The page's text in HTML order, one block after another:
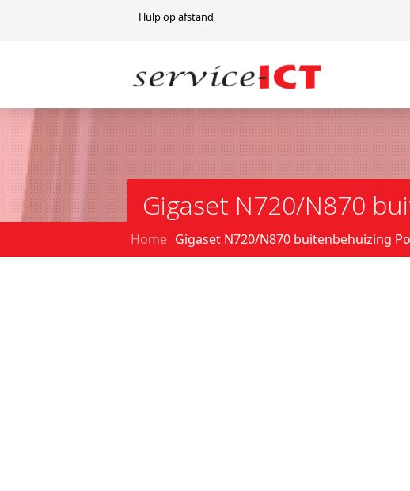
Hulp op afstand
Gigaset N720/N870
Home Gigaset N720/N870 buitenbehuizing